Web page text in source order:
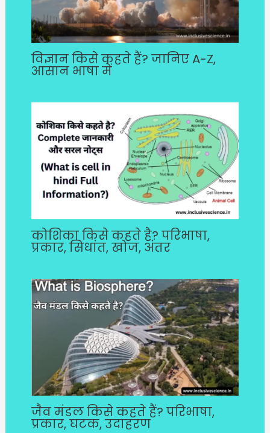
विज्ञान किसे कहते हैं? जानिए A-Z,
आसान भाषा में
कोशिका किसे कहते है? परिभाषा,
प्रकार, सिधांत, खोज, अंतर
जैव मंडल किसे कहते हैं? परिभाषा,
प्रकार, घटक, उदाहरण